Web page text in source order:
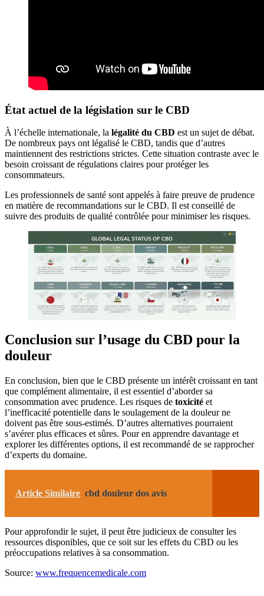
État actuel de la législation sur le CBD
À l’échelle internationale, la légalité du CBD est un sujet de débat.
De nombreux pays ont légalisé le CBD, tandis que d’autres
maintiennent des restrictions strictes. Cette situation contraste avec le
besoin croissant de régulations claires pour protéger les
consommateurs.
Les professionnels de santé sont appelés à faire preuve de prudence
en matière de recommandations sur le CBD. Il est conseillé de
suivre des produits de qualité contrôlée pour minimiser les risques.
Conclusion sur l’usage du CBD pour la
douleur
En conclusion, bien que le CBD présente un intérêt croissant en tant
que complément alimentaire, il est essentiel d’aborder sa
consommation avec prudence. Les risques de toxicité et
l’inefficacité potentielle dans le soulagement de la douleur ne
doivent pas être sous-estimés. D’autres alternatives pourraient
s’avérer plus efficaces et sûres. Pour en apprendre davantage et
explorer les différentes options, il est recommandé de se rapprocher
d’experts du domaine.
Article Similaire cbd douleur dos avis
Pour approfondir le sujet, il peut être judicieux de consulter les
ressources disponibles, que ce soit sur les effets du CBD ou les
préoccupations relatives à sa consommation.
Source: www.frequencemedicale.com